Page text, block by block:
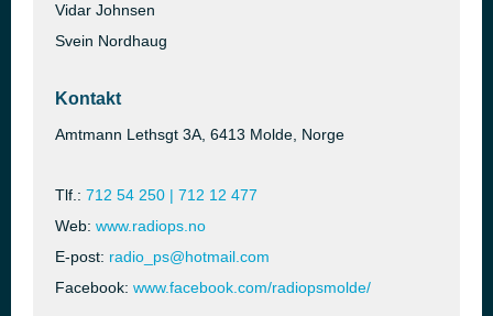
Vidar Johnsen
Svein Nordhaug
Kontakt
Amtmann Lethsgt 3A, 6413 Molde, Norge
Tlf.: 712 54 250 | 712 12 477
Web: www.radiops.no
E-post: radio_ps@hotmail.com
Facebook: www.facebook.com/radiopsmolde/